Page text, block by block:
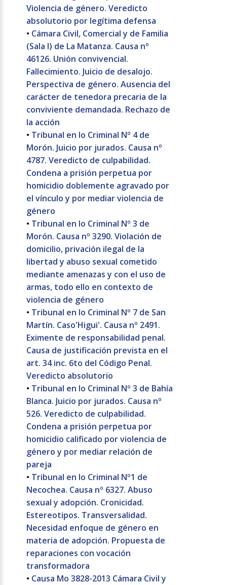
Violencia de género. Veredicto
absolutorio por legítima defensa
• Cámara Civil, Comercial y de Familia
(Sala I) de La Matanza. Causa nº
46126. Unión convivencial.
Fallecimiento. Juicio de desalojo.
Perspectiva de género. Ausencia del
carácter de tenedora precaria de la
conviviente demandada. Rechazo de
la acción
• Tribunal en lo Criminal Nº 4 de
Morón. Juicio por jurados. Causa nº
4787. Veredicto de culpabilidad.
Condena a prisión perpetua por
homicidio doblemente agravado por
el vínculo y por mediar violencia de
género
• Tribunal en lo Criminal Nº 3 de
Morón. Causa nº 3290. Violación de
domicilio, privación ilegal de la
libertad y abuso sexual cometido
mediante amenazas y con el uso de
armas, todo ello en contexto de
violencia de género
• Tribunal en lo Criminal Nº 7 de San
Martín. Caso'Higui'. Causa nº 2491.
Eximente de responsabilidad penal.
Causa de justificación prevista en el
art. 34 inc. 6to del Código Penal.
Veredicto absolutorio
• Tribunal en lo Criminal Nº 3 de Bahía
Blanca. Juicio por jurados. Causa nº
526. Veredicto de culpabilidad.
Condena a prisión perpetua por
homicidio calificado por violencia de
género y por mediar relación de
pareja
• Tribunal en lo Criminal Nº1 de
Necochea. Causa nº 6327. Abuso
sexual y adopción. Cronicidad.
Estereotipos. Transversalidad.
Necesidad enfoque de género en
materia de adopción. Propuesta de
reparaciones con vocación
transformadora
• Causa Mo 3828-2013 Cámara Civil y